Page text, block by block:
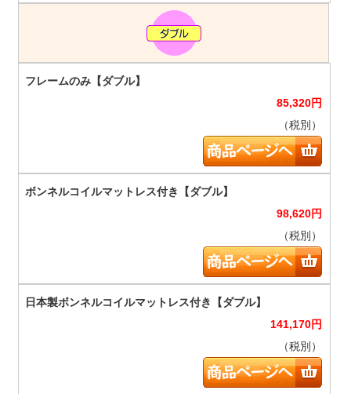
85,320円
（税別）
98,620円
（税別）
141,170円
（税別）